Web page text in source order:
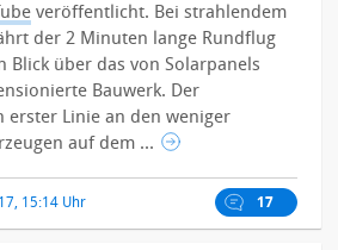
veröffentlicht. Bei strahlendem
der 2 Minuten lange Rundflug
Blick über das von Solarpanels
Bauwerk. Der
erster Linie an den weniger
auf dem ...
15:14 Uhr 17